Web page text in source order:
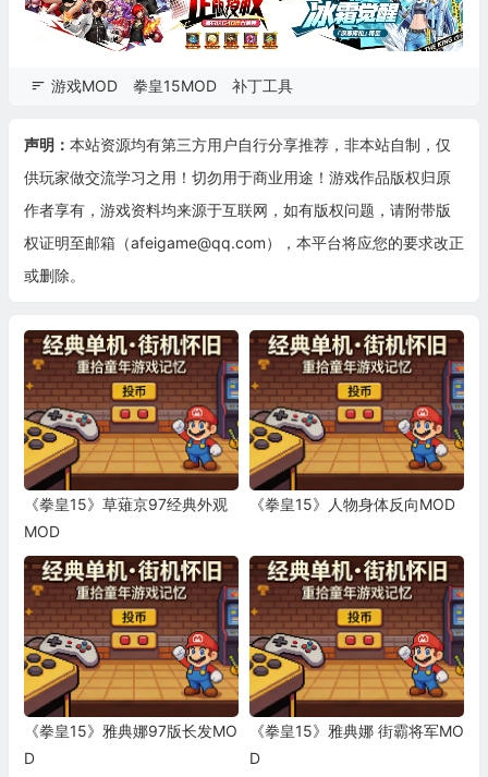
游戏MOD 拳皇15MOD 补丁工具
声明： 本站资源均有第三方用户自行分享推荐，非本站自制，仅
供玩家做交流学习之用！切勿用于商业用途！游戏作品版权归原
作者享有，游戏资料均来源于互联网，如有版权问题，请附带版
权证明至邮箱（afeigame@qq.com），本平台将应您的要求改正
或删除。
《拳皇15》草薙京97经典外观
MOD
《拳皇15》人物身体反向MOD
《拳皇15》雅典娜97版长发MO
D
《拳皇15》雅典娜 街霸将军MO
D